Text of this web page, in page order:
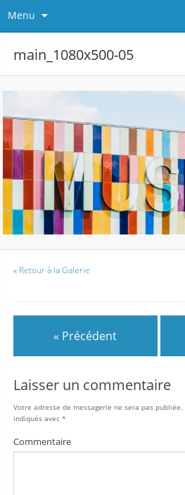
Menu
main_1080x500-05
« Retour à la Galerie
« Précédent
Laisser un commentaire
Votre adresse de messagerie ne sera pas publiée.
indiqués avec *
Commentaire